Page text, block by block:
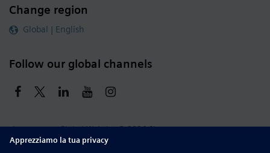
Change region
Global | English
Follow our global channels
siemens.com Global Website © 2026 Siemens